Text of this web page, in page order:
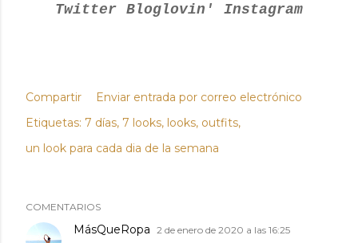
Twitter Bloglovin' Instagram
Compartir
Enviar entrada por correo electrónico
Etiquetas: 7 días 7 looks looks outfits
un look para cada dia de la semana
COMENTARIOS
MásQueRopa 2 de enero de 2020 a las 16:25